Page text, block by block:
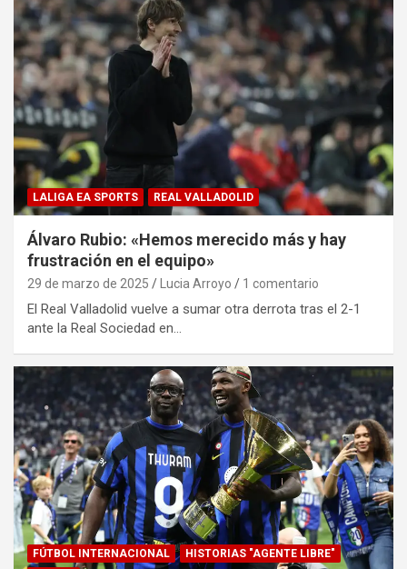
LALIGA EA SPORTS REAL VALLADOLID
Álvaro Rubio: «Hemos merecido más y hay
frustración en el equipo»
29 de marzo de 2025 Lucia Arroyo 1 comentario
El Real Valladolid vuelve a sumar otra derrota tras el 2-1
ante la Real Sociedad en…
FÚTBOL INTERNACIONAL
HISTORIAS "AGENTE LIBRE"